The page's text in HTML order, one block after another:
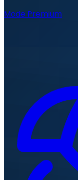
Mode Premium